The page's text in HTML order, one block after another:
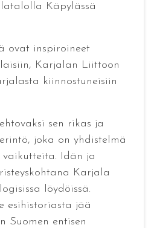
Käpylässä
ovat inspiroineet
Karjalan Liittoon
kiinnostuneisiin
sen rikas ja
joka on yhdistelmä
Idän ja
Karjala
löydöissä.
esihistoriasta jää
Suomen entisen